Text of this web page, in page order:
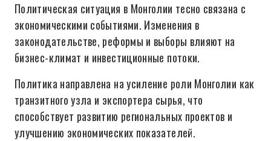
Политическая ситуация в Монголии тесно связана с
экономическими событиями. Изменения в
законодательстве, реформы и выборы влияют на
бизнес-климат и инвестиционные потоки.
Политика направлена на усиление роли Монголии как
транзитного узла и экспортера сырья, что
способствует развитию региональных проектов и
улучшению экономических показателей.